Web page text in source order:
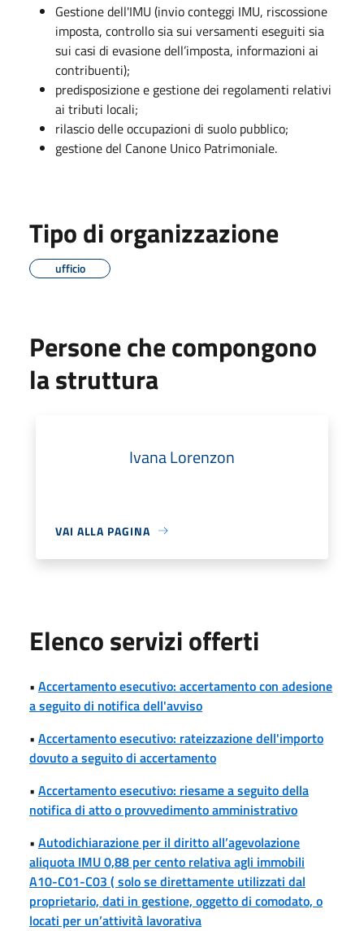
Gestione dell'IMU (invio conteggi IMU, riscossione
imposta, controllo sia sui versamenti eseguiti sia
sui casi di evasione dell’imposta, informazioni ai
contribuenti);
predisposizione e gestione dei regolamenti relativi
ai tributi locali;
rilascio delle occupazioni di suolo pubblico;
gestione del Canone Unico Patrimoniale.
Tipo di organizzazione
ufficio
Persone che compongono
la struttura
Ivana Lorenzon
VAI ALLA PAGINA
Elenco servizi offerti
• Accertamento esecutivo: accertamento con adesione
a seguito di notifica dell'avviso
• Accertamento esecutivo: rateizzazione dell'importo
dovuto a seguito di accertamento
• Accertamento esecutivo: riesame a seguito della
notifica di atto o provvedimento amministrativo
• Autodichiarazione per il diritto all’agevolazione
aliquota IMU 0,88 per cento relativa agli immobili
A10-C01-C03 ( solo se direttamente utilizzati dal
proprietario, dati in gestione, oggetto di comodato, o
locati per un’attività lavorativa